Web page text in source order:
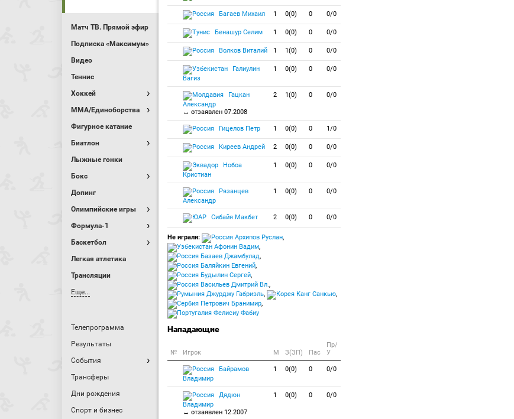
Матч ТВ. Прямой эфир
Подписка «Максимум»
Видео
Теннис
Хоккей
MMA/Единоборства
Фигурное катание
Биатлон
Лыжные гонки
Бокс
Допинг
Олимпийские игры
Формула-1
Баскетбол
Легкая атлетика
Трансляции
Еще...
Телепрограмма
Результаты
События
Трансферы
Дни рождения
Спорт и бизнес
Багаев Михаил 1 0(0) 0 0/0
Бенашур Селим 1 0(0) 0 0/0
Волков Виталий 1 1(0) 0 0/0
Галиулин
Вагиз
1 0(0) 0 0/0
Гацкан
Александр
↔ отзаявлен 07.2008
2 1(0) 0 0/0
Гицелов Петр 1 0(0) 0 1/0
Киреев Андрей 2 0(0) 0 0/0
Нобоа
Кристиан
1 0(0) 0 0/0
Рязанцев
Александр
1 0(0) 0 0/0
Сибайя Макбет 2 0(0) 0 0/0
Не играли: Архипов Руслан,
Афонин Вадим,
Базаев Джамбулад,
Баляйкин Евгений,
Будылин Сергей,
Васильев Дмитрий Вл.,
Джурджу Габриэль, Канг Санкью,
Петрович Бранимир,
Фелисиу Фабиу
Нападающие
№ Игрок M З(ЗП) Пас
Пр/
У
Байрамов
Владимир
1 0(0) 0 0/0
Дядюн
Владимир
↔ отзаявлен 12.2007
1 0(0) 0 0/0